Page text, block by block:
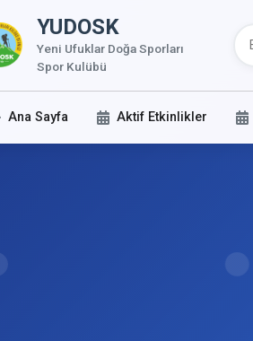
YUDOSK
Yeni Ufuklar Doğa Sporları
Spor Kulübü
Ana Sayfa Aktif Etkinlikler